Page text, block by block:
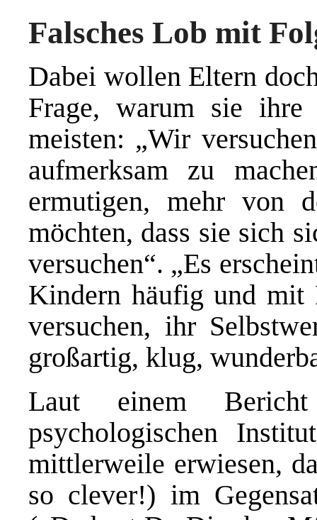
Falsches Lob mit
Dabei wollen Eltern
Frage, warum sie
meisten: „Wir
aufmerksam zu
ermutigen, mehr von
möchten, dass sie sich
versuchen“. „Es
Kindern häufig und mit
versuchen, ihr
großartig, klug,
Laut einem
psychologischen
mittlerweile erwiesen,
so clever!) im